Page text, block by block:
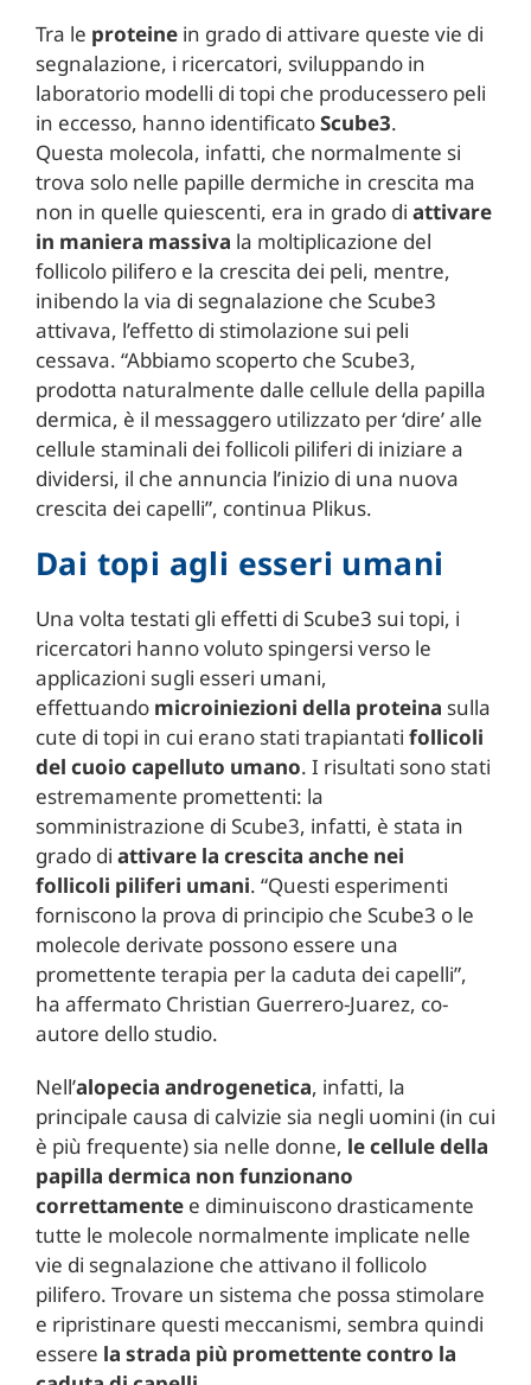
Tra le proteinein grado di attivare queste vie di
segnalazione, i ricercatori, sviluppando in
laboratorio modelli di topi che producessero peli
in eccesso, hanno identificatoScube3.
Questa molecola, infatti, che normalmente si
trova solo nelle papille dermiche in crescita ma
non in quelle quiescenti, era in grado di attivare
in maniera massiva la moltiplicazione del
follicolo pilifero e la crescita dei peli, mentre,
inibendo la via di segnalazione che Scube3
attivava, l’effetto di stimolazione sui peli
cessava. “Abbiamo scoperto che Scube3,
prodotta naturalmente dalle cellule della papilla
dermica, è il messaggero utilizzato per ‘dire’ alle
cellule staminali dei follicoli piliferi di iniziare a
dividersi, il che annuncia l’inizio di una nuova
crescita dei capelli”, continua Plikus.
Dai topi agli esseri umani
Una volta testati gli effetti di Scube3 sui topi, i
ricercatori hanno voluto spingersi verso le
applicazioni sugli esseri umani,
effettuando microiniezioni della proteina sulla
cute di topi in cui erano stati trapiantati follicoli
del cuoio capelluto umano. I risultati sono stati
estremamente promettenti: la
somministrazione di Scube3, infatti, è stata in
grado di attivare la crescita anche nei
follicoli piliferi umani. “Questi esperimenti
forniscono la prova di principio che Scube3 o le
molecole derivate possono essere una
promettente terapia per la caduta dei capelli”,
ha affermato Christian Guerrero-Juarez, co-
autore dello studio.
Nell’alopecia androgenetica, infatti, la
principale causa di calvizie sia negli uomini (in cui
è più frequente) sia nelle donne, le cellule della
papilla dermica non funzionano
correttamentee diminuiscono drasticamente
tutte le molecole normalmente implicate nelle
vie di segnalazione che attivano il follicolo
pilifero. Trovare un sistema che possa stimolare
e ripristinare questi meccanismi, sembra quindi
essere la strada più promettente contro la